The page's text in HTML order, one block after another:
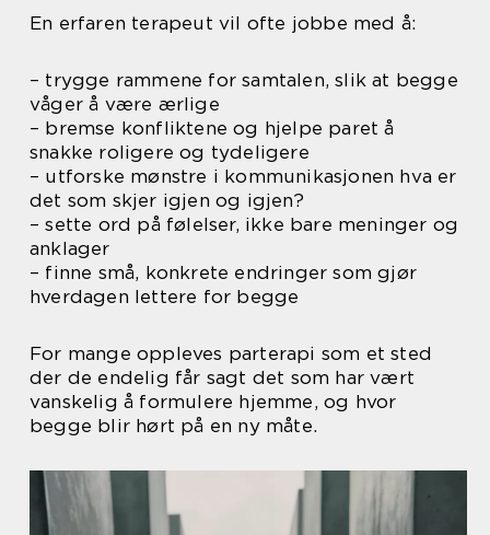
En erfaren terapeut vil ofte jobbe med å:
– trygge rammene for samtalen, slik at begge
våger å være ærlige
– bremse konfliktene og hjelpe paret å
snakke roligere og tydeligere
– utforske mønstre i kommunikasjonen hva er
det som skjer igjen og igjen?
– sette ord på følelser, ikke bare meninger og
anklager
– finne små, konkrete endringer som gjør
hverdagen lettere for begge
For mange oppleves parterapi som et sted
der de endelig får sagt det som har vært
vanskelig å formulere hjemme, og hvor
begge blir hørt på en ny måte.